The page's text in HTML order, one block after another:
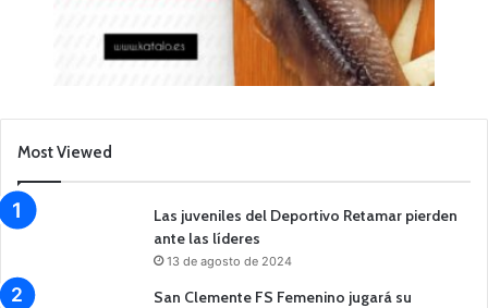
Most Viewed
Las juveniles del Deportivo Retamar pierden
ante las líderes
13 de agosto de 2024
San Clemente FS Femenino jugará su